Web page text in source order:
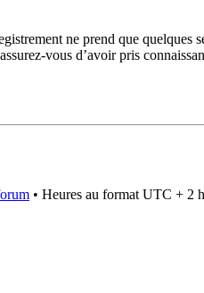
ne prend que
vous d’avoir pris
• Heures au format UTC + 2